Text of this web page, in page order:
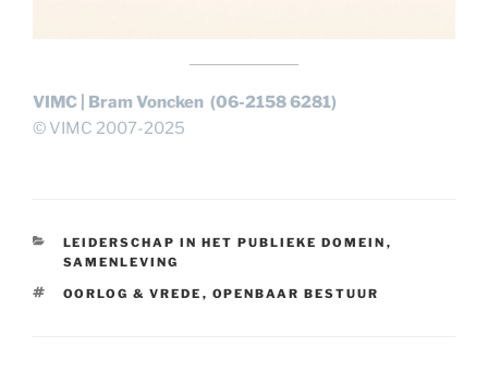
VIMC | Bram Voncken (06-2158 6281)
© VIMC 2007-2025
CATEGORIEËN
LEIDERSCHAP IN HET PUBLIEKE DOMEIN ,
SAMENLEVING
TAGS
OORLOG & VREDE , OPENBAAR BESTUUR